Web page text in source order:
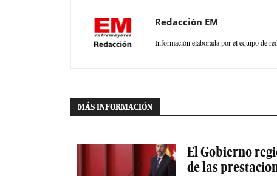
Redacción EM
Información elaborada por el equipo de
MÁS INFORMACIÓN
El Gobierno
de las